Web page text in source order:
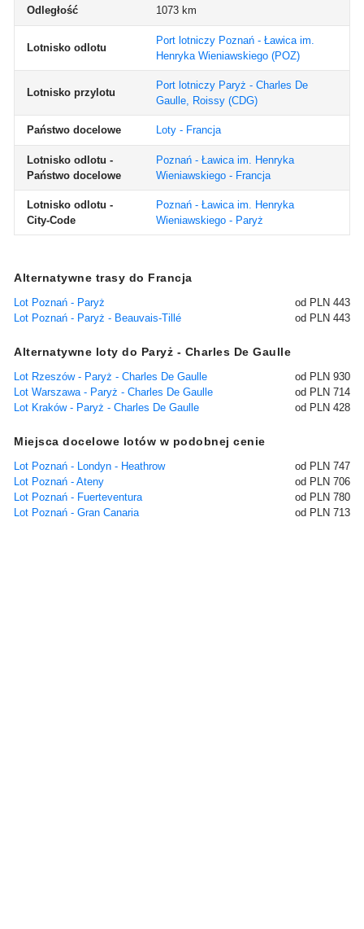
Odległość 1073 km
Lotnisko odlotu
Port lotniczy Poznań - Ławica im.
Henryka Wieniawskiego (POZ)
Lotnisko przylotu
Port lotniczy Paryż - Charles De
Gaulle, Roissy (CDG)
Państwo docelowe Loty - Francja
Lotnisko odlotu -
Państwo docelowe
Poznań - Ławica im. Henryka
Wieniawskiego - Francja
Lotnisko odlotu -
City-Code
Poznań - Ławica im. Henryka
Wieniawskiego - Paryż
Alternatywne trasy do Francja
Lot Poznań - Paryż
od PLN 443
Lot Poznań - Paryż - Beauvais-Tillé
od PLN 443
Alternatywne loty do Paryż - Charles De Gaulle
Lot Rzeszów - Paryż - Charles De Gaulle
od PLN 930
Lot Warszawa - Paryż - Charles De Gaulle
od PLN 714
Lot Kraków - Paryż - Charles De Gaulle
od PLN 428
Miejsca docelowe lotów w podobnej cenie
Lot Poznań - Londyn - Heathrow
od PLN 747
Lot Poznań - Ateny
od PLN 706
Lot Poznań - Fuerteventura
od PLN 780
Lot Poznań - Gran Canaria
od PLN 713